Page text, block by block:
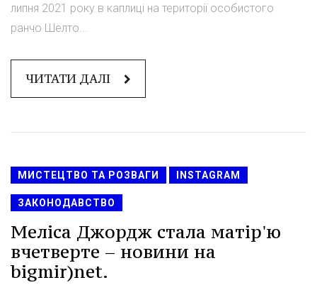
липня 2021 року в каплиці на території особистого
ранчо Шелто...
ЧИТАТИ ДАЛІ
МИСТЕЦТВО ТА РОЗВАГИ INSTAGRAM
ЗАКОНОДАВСТВО
Меліса Джордж стала матір'ю
вчетверте – новини на
bigmir)net.